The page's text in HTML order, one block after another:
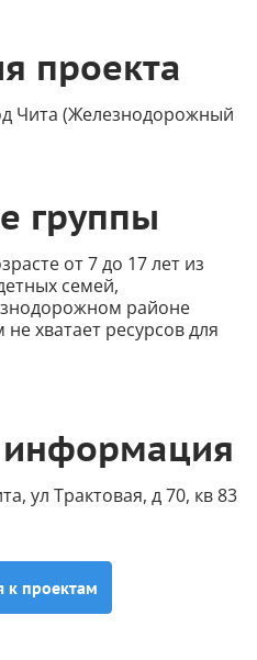
проекта
Чита (Железнодорожный
группы
от 7 до 17 лет из
семей,
районе
хватает ресурсов для
информация
ул Трактовая, д 70, кв 83
к проектам